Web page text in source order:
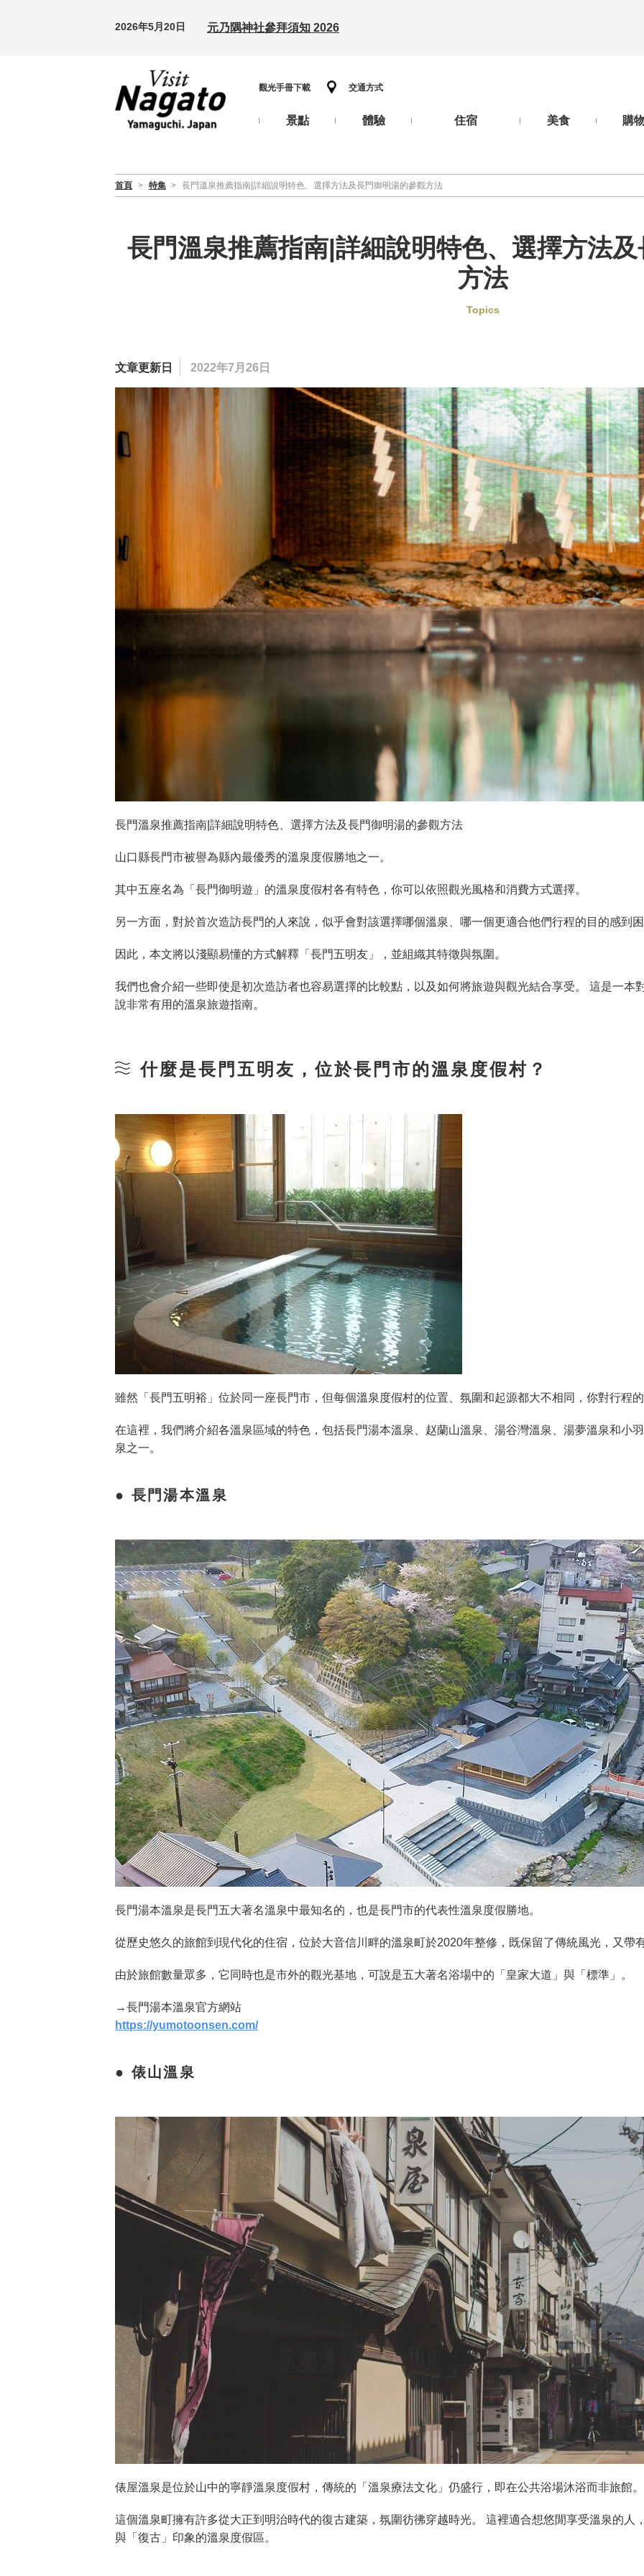
2026年5月20日 元乃隅神社參拜須知 2026
觀光手冊下載 交通方式
景點 體驗 住宿 美食 購
首頁 > 特集 > 長門溫泉推薦指南|詳細說明特色、選擇方法及長門御明湯的參觀方法
長門溫泉推薦指南|詳細說明特色、選擇方法
方法
Topics
文章更新日 2022年7月26日
長門溫泉推薦指南|詳細說明特色、選擇方法及長門御明湯的參觀方法
山口縣長門市被譽為縣內最優秀的溫泉度假勝地之一。
其中五座名為「長門御明遊」的溫泉度假村各有特色，你可以依照觀光風格和消費方式選擇。
另一方面，對於首次造訪長門的人來說，似乎會對該選擇哪個溫泉、哪一個更適合他們行程的目的感到
因此，本文將以淺顯易懂的方式解釋「長門五明友」，並組織其特徵與氛圍。
我們也會介紹一些即使是初次造訪者也容易選擇的比較點，以及如何將旅遊與觀光結合享受。 這是一本
說非常有用的溫泉旅遊指南。
什麼是長門五明友，位於長門市的溫泉度假村？
雖然「長門五明裕」位於同一座長門市，但每個溫泉度假村的位置、氛圍和起源都大不相同，你對行程
在這裡，我們將介紹各溫泉區域的特色，包括長門湯本溫泉、赵蘭山溫泉、湯谷灣溫泉、湯夢溫泉和小
泉之一。
長門湯本溫泉
長門湯本溫泉是長門五大著名溫泉中最知名的，也是長門市的代表性溫泉度假勝地。
從歷史悠久的旅館到現代化的住宿，位於大音信川畔的溫泉町於2020年整修，既保留了傳統風光，又帶
由於旅館數量眾多，它同時也是市外的觀光基地，可說是五大著名浴場中的「皇家大道」與「標準」。
→長門湯本溫泉官方網站
https://yumotoonsen.com/
俵山溫泉
俵屋溫泉是位於山中的寧靜溫泉度假村，傳統的「溫泉療法文化」仍盛行，即在公共浴場沐浴而非旅館。
這個溫泉町擁有許多從大正到明治時代的復古建築，氛圍彷彿穿越時光。 這裡適合想悠閒享受溫泉的人
與「復古」印象的溫泉度假區。